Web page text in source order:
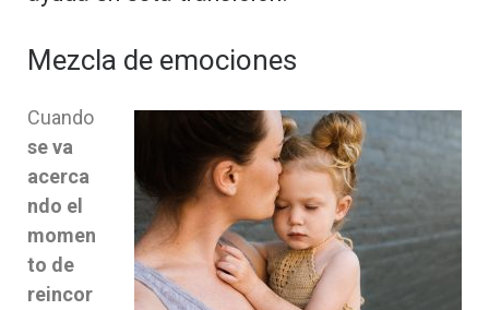
Mezcla de emociones
Cuando
se va
acerca
ndo el
momen
to de
reincor